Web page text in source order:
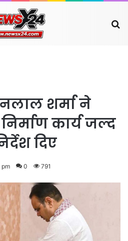
शर्मा ने
कार्य जल्द
दिए
pm 0 791